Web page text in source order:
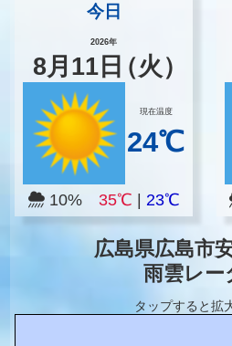
今日
2026年
8月 11日（火）
現在温度
24℃
10% 35℃ 23℃
広島県広島市
雨雲レー
タップすると拡